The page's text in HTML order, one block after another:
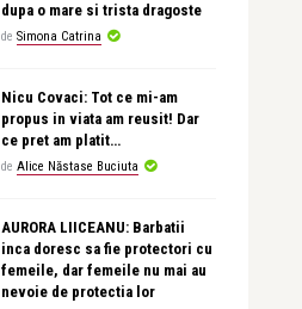
dupa o mare si trista dragoste
de Simona Catrina
Nicu Covaci: Tot ce mi-am
propus in viata am reusit! Dar
ce pret am platit…
de Alice Năstase Buciuta
AURORA LIICEANU: Barbatii
inca doresc sa fie protectori cu
femeile, dar femeile nu mai au
nevoie de protectia lor